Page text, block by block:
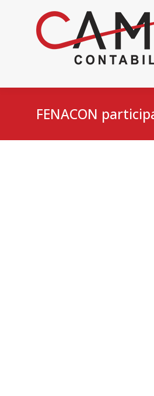
FENACON